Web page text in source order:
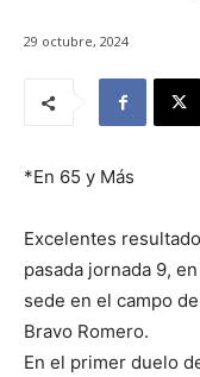
29 octubre, 2024
*En 65 y Más
Excelentes
pasada jornada 9,
sede en el campo
Bravo Romero.
En el primer duelo